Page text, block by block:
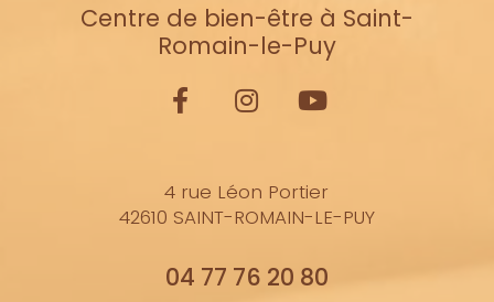
Centre de bien-être à Saint-
Romain-le-Puy
4 rue Léon Portier
42610 SAINT-ROMAIN-LE-PUY
04 77 76 20 80